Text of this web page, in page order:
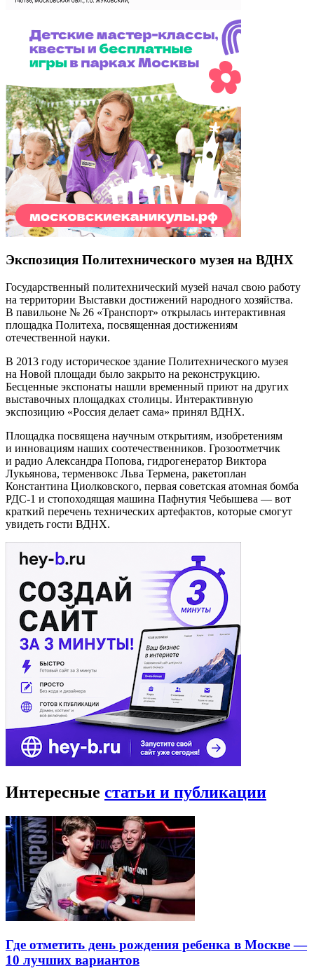
Экспозиция Политехнического музея на ВДНХ
Государственный политехнический музей начал свою работу
на территории Выставки достижений народного хозяйства.
В павильоне № 26 «Транспорт» открылась интерактивная
площадка Политеха, посвященная достижениям
отечественной науки.
В 2013 году историческое здание Политехнического музея
на Новой площади было закрыто на реконструкцию.
Бесценные экспонаты нашли временный приют на других
выставочных площадках столицы. Интерактивную
экспозицию «Россия делает сама» принял ВДНХ.
Площадка посвящена научным открытиям, изобретениям
и инновациям наших соотечественников. Грозоотметчик
и радио Александра Попова, гидрогенератор Виктора
Лукьянова, терменвокс Льва Термена, ракетоплан
Константина Циолковского, первая советская атомная бомба
РДС-1 и стопоходящая машина Пафнутия Чебышева — вот
краткий перечень технических артефактов, которые смогут
увидеть гости ВДНХ.
Интересные статьи и публикации
Где отметить день рождения ребенка в Москве —
10 лучших вариантов